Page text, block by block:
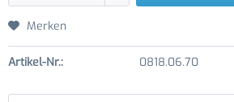
Merken
Artikel-Nr.: 0818.06.70